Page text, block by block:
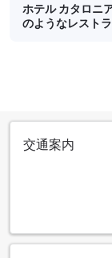
ホテル カタロニ
のようなレスト
交通案内